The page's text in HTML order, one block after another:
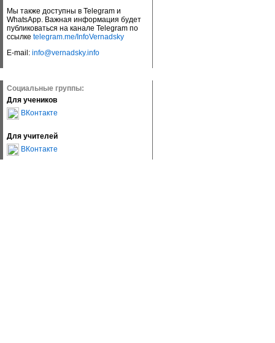
Мы также доступны в Telegram и
WhatsApp. Важная информация будет
публиковаться на канале Telegram по
ссылке telegram.me/InfoVernadsky
E-mail: info@vernadsky.info
Социальные группы:
Для учеников
ВКонтакте
Для учителей
ВКонтакте